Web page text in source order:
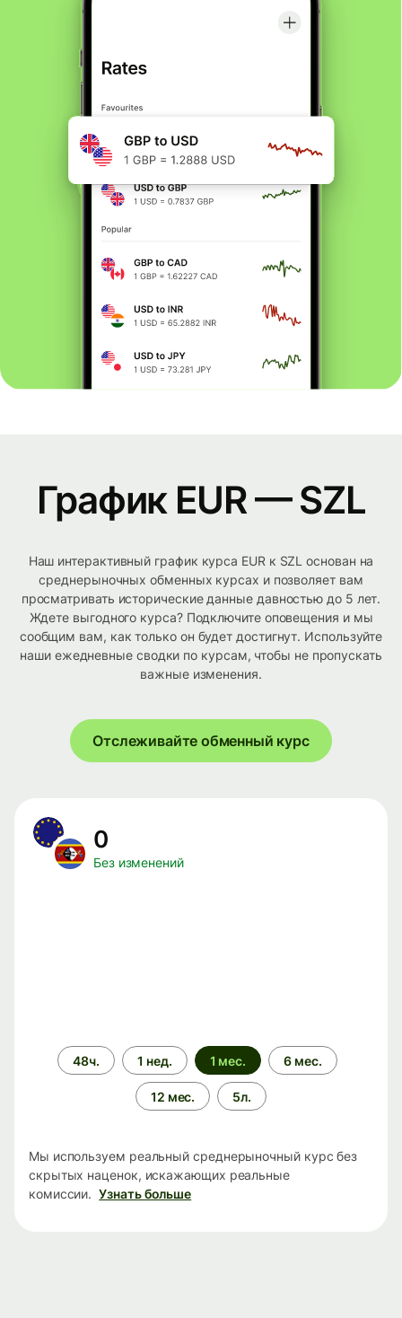
График EUR — SZL
Наш интерактивный график курса EUR к SZL основан на
среднерыночных обменных курсах и позволяет вам
просматривать исторические данные давностью до 5 лет.
Ждете выгодного курса? Подключите оповещения и мы
сообщим вам, как только он будет достигнут. Используйте
наши ежедневные сводки по курсам, чтобы не пропускать
важные изменения.
Отслеживайте обменный курс
0
Без изменений
Период
времени
48ч. 1 нед. 1 мес. 6 мес.
12 мес. 5л.
Мы используем реальный среднерыночный курс без
скрытых наценок, искажающих реальные
комиссии. Узнать больше